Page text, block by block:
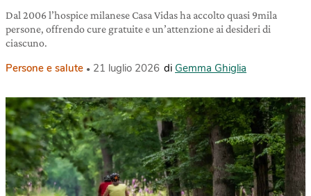
Dal 2006 l’hospice milanese Casa Vidas ha accolto quasi 9mila
persone, offrendo cure gratuite e un’attenzione ai desideri di
ciascuno.
Persone e salute 21 luglio 2026 di Gemma Ghiglia